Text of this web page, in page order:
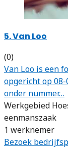
5. Van Loo
(0)
Van Loo is een
opgericht op
onder nummer…
Werkgebied
eenmanszaak
1 werknemer
Bezoek